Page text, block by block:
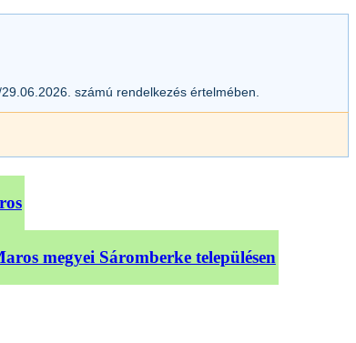
számú rendelkezés értelmében.
megyei Sáromberke településen